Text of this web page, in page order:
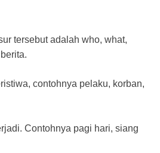
tersebut adalah who, what,
contohnya pelaku, korban,
Contohnya pagi hari, siang